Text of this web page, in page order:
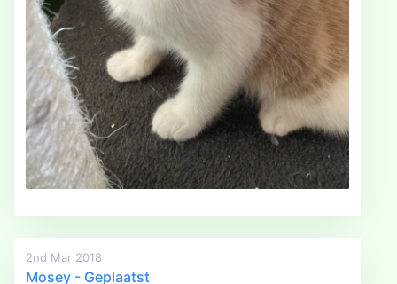
2nd Mar 2018
Mosey - Geplaatst